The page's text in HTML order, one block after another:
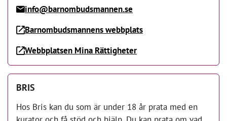
info@barnombudsmannen.se
Barnombudsmannens webbplats
Webbplatsen Mina Rättigheter
BRIS
Hos Bris kan du som är under 18 år prata med en